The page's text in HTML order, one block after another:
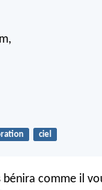
ciel
comme il